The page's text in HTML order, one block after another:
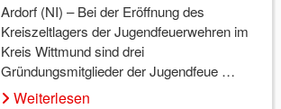
Ardorf (NI) – Bei der Eröffnung des
Kreiszeltlagers der Jugendfeuerwehren im
Kreis Wittmund sind drei
Gründungsmitglieder der Jugendfeue …
Weiterlesen